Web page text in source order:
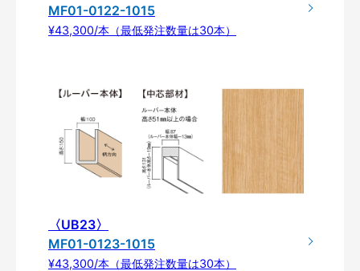
MF01-0122-1015
¥43,300/本（最低発注数量は30本）
〈UB23〉
MF01-0123-1015
¥43,300/本（最低発注数量は30本）